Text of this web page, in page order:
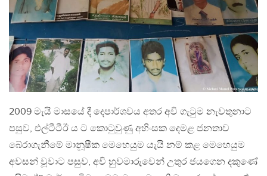
2009 මැයි මාසයේ දී දෙපාර්ශවය අතර අවි ගැටුම නැවතුනාට
පසුව, එල්ටීටීඊ ය ට කොටුවුණු අහිංසක දෙමළ ජනතාව
බේරාගැනීමේ මානූෂීක මෙහෙයුම යැයි නම් කළ මෙහෙයුම
අවසන් වූවාට පසුව, අවි හුවමාරුවෙන් උතුර ජයගෙන දකුණේ